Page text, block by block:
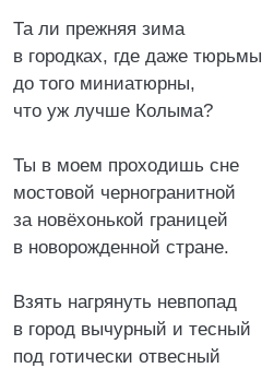
Та ли прежняя зима
в городках, где даже тюрьмы
до того миниатюрны,
что уж лучше Колыма?
Ты в моем проходишь сне
мостовой черногранитной
за новёхонькой границей
в новорожденной стране.
Взять нагрянуть невпопад
в город вычурный и тесный
под готически отвесный